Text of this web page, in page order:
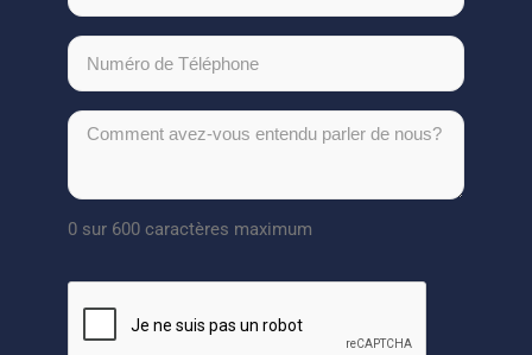
0 sur 600 caractères maximum